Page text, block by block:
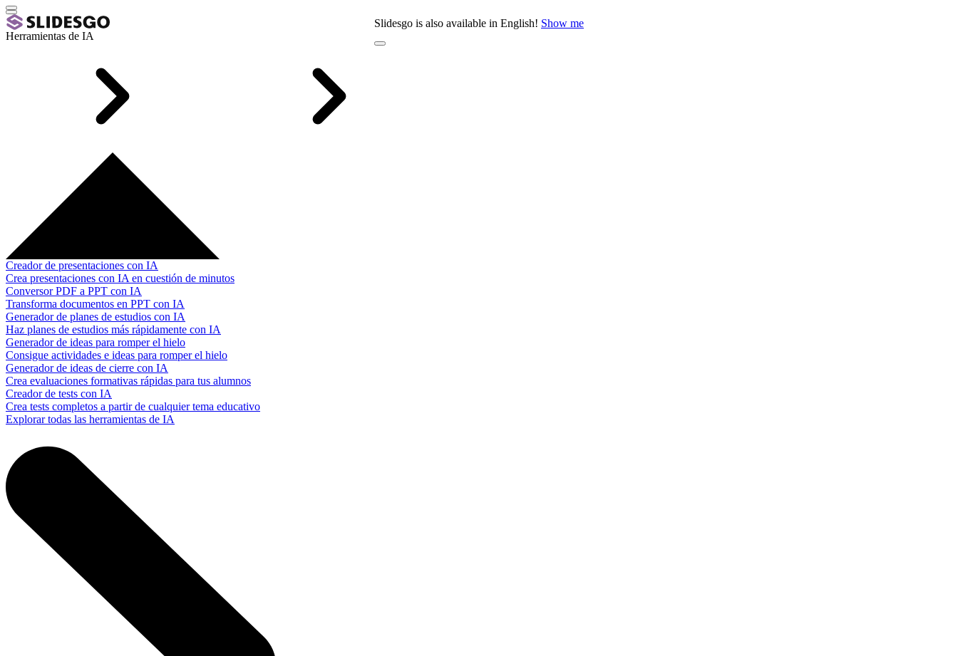
Slidesgo is also available in English! Show me
Herramientas de IA
Creador de presentaciones con IA
Crea presentaciones con IA en cuestión de minutos
Conversor PDF a PPT con IA
Transforma documentos en PPT con IA
Generador de planes de estudios con IA
Haz planes de estudios más rápidamente con IA
Generador de ideas para romper el hielo
Consigue actividades e ideas para romper el hielo
Generador de ideas de cierre con IA
Crea evaluaciones formativas rápidas para tus alumnos
Creador de tests con IA
Crea tests completos a partir de cualquier tema educativo
Explorar todas las herramientas de IA